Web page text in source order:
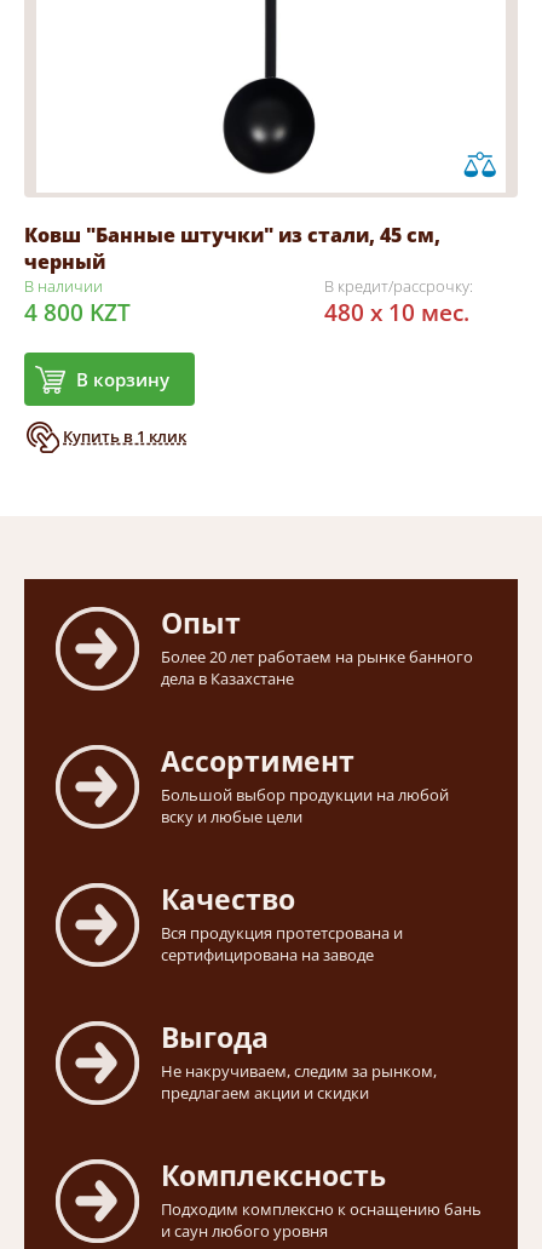
Ковш "Банные штучки" из стали, 45 см,
черный
В наличии
4 800 KZT
В корзину
Купить в 1 клик
В кредит/рассрочку:
480 x 10 мес.
Опыт
Более 20 лет работаем на рынке банного
дела в Казахстане
Ассортимент
Большой выбор продукции на любой
вску и любые цели
Качество
Вся продукция протетсрована и
сертифицирована на заводе
Выгода
Не накручиваем, следим за рынком,
предлагаем акции и скидки
Комплексность
Подходим комплексно к оснащению бань
и саун любого уровня